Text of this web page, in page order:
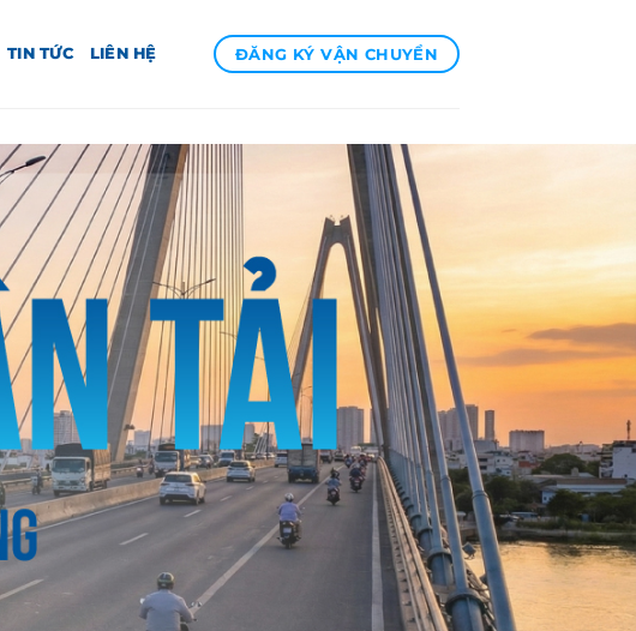
TIN TỨC LIÊN HỆ ĐĂNG KÝ VẬN CHUYỂN